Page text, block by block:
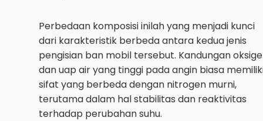
Perbedaan komposisi inilah yang menjadi kunci
dari karakteristik berbeda antara kedua jenis
pengisian ban mobil tersebut. Kandungan
dan uap air yang tinggi pada angin biasa
sifat yang berbeda dengan nitrogen murni,
terutama dalam hal stabilitas dan reaktivitas
terhadap perubahan suhu.